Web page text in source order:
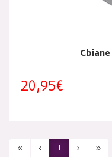
20,95€
« ‹ 1 › »